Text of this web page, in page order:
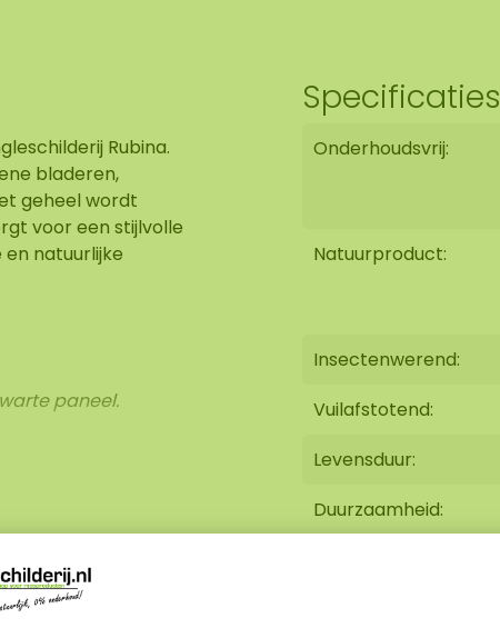
Rubina.
bladeren,
geheel wordt
voor een stijlvolle
natuurlijke
paneel.
Door
of lichte
het materiaal en
Specificaties
Onderhoudsvrij:
Natuurproduct:
Insectenwerend:
Vuilafstotend:
Levensduur:
Duurzaamheid: